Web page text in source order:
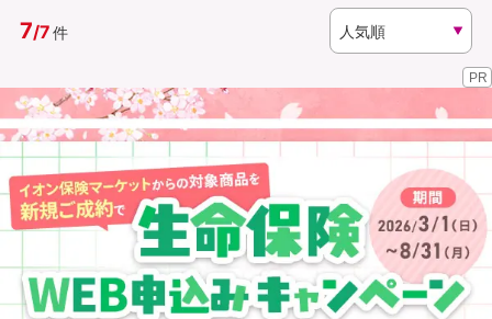
資料請求
（無料）
訪問相談
イオンカード会員さま専用保険
7/7件
PR